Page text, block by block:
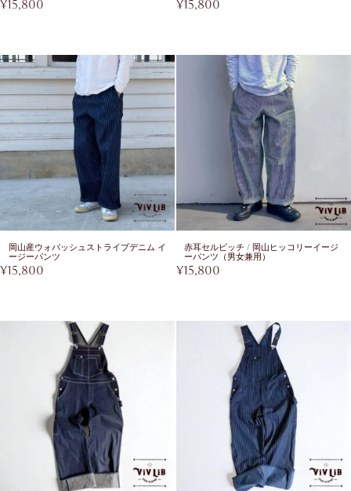
¥15,800 ¥15,800
岡山産ウォバッシュストライプデニム イ
ージーパンツ
¥15,800
赤耳セルビッチ / 岡山ヒッコリーイージ
ーパンツ（男女兼用）
¥15,800